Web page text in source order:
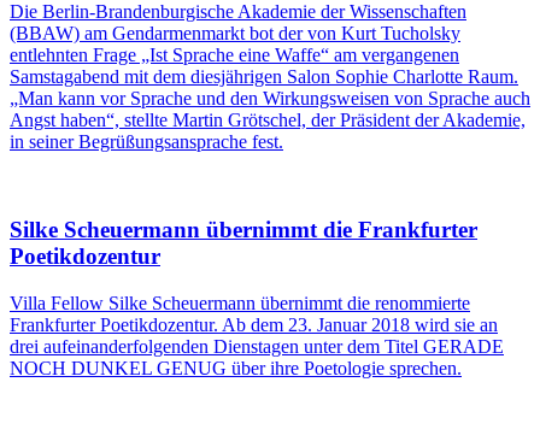
Die Berlin-Brandenburgische Akademie der Wissenschaften
(BBAW) am Gendarmenmarkt bot der von Kurt Tucholsky
entlehnten Frage „Ist Sprache eine Waffe“ am vergangenen
Samstagabend mit dem diesjährigen Salon Sophie Charlotte Raum.
„Man kann vor Sprache und den Wirkungsweisen von Sprache auch
Angst haben“, stellte Martin Grötschel, der Präsident der Akademie,
in seiner Begrüßungsansprache fest.
Silke Scheuermann übernimmt die Frankfurter
Poetikdozentur
Villa Fellow Silke Scheuermann übernimmt die renommierte
Frankfurter Poetikdozentur. Ab dem 23. Januar 2018 wird sie an
drei aufeinanderfolgenden Dienstagen unter dem Titel GERADE
NOCH DUNKEL GENUG über ihre Poetologie sprechen.